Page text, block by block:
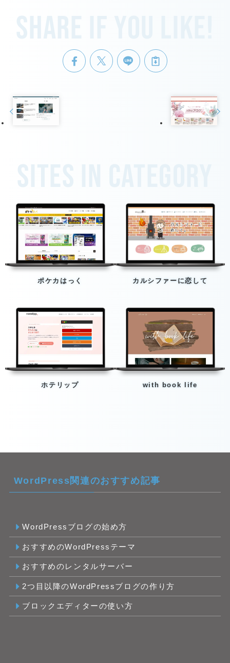
Share if you like!
Sites in category
ポケカはっく カルシファーに恋して
ホテリップ with book life
WordPress関連のおすすめ記事
WordPressブログの始め方
おすすめのWordPressテーマ
おすすめのレンタルサーバー
2つ目以降のWordPressブログの作り方
ブロックエディターの使い方